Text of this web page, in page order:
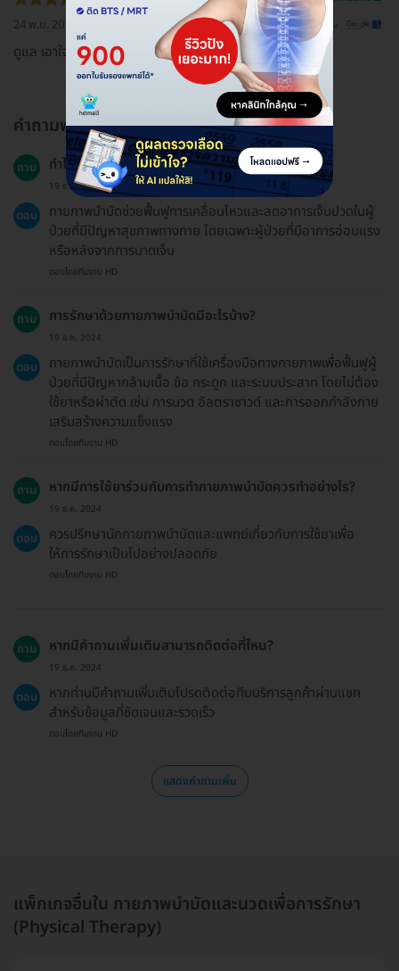
24 พ.ย. 2018 ดูรีวิวต้นฉบับ
ดูแล เอาใจใส่คนไข้ดีมาก
คำถามพบบ่อย
ถาม ทำไมถึงควรทำกายภาพบำบัด?
19 ธ.ค. 2024
ตอบ
กายภาพบำบัดช่วยฟื้นฟูการเคลื่อนไหวและลดอาการเจ็บปวดในผู้
ป่วยที่มีปัญหาสุขภาพทางกาย โดยเฉพาะผู้ป่วยที่มีอาการอ่อนแรง
หรือหลังจากการบาดเจ็บ
ตอบโดยทีมงาน HD
ถาม การรักษาด้วยกายภาพบำบัดมีอะไรบ้าง?
19 ธ.ค. 2024
ตอบ
กายภาพบำบัดเป็นการรักษาที่ใช้เครื่องมือทางกายภาพเพื่อฟื้นฟูผู้
ป่วยที่มีปัญหากล้ามเนื้อ ข้อ กระดูก และระบบประสาท โดยไม่ต้อง
ใช้ยาหรือผ่าตัด เช่น การนวด อัลตราซาวด์ และการออกกำลังกาย
เสริมสร้างความแข็งแรง
ตอบโดยทีมงาน HD
ถาม หากมีการใช้ยาร่วมกับการทำกายภาพบำบัดควรทำอย่างไร?
19 ธ.ค. 2024
ตอบ
ควรปรึกษานักกายภาพบำบัดและแพทย์เกี่ยวกับการใช้ยาเพื่อ
ให้การรักษาเป็นไปอย่างปลอดภัย
ตอบโดยทีมงาน HD
ถาม หากมีคำถามเพิ่มเติมสามารถติดต่อที่ไหน?
19 ธ.ค. 2024
ตอบ
หากท่านมีคำถามเพิ่มเติมโปรดติดต่อทีมบริการลูกค้าผ่านแชท
สำหรับข้อมูลที่ชัดเจนและรวดเร็ว
ตอบโดยทีมงาน HD
แสดงคำถามเพิ่ม
แพ็กเกจอื่นใน กายภาพบำบัดและนวดเพื่อการรักษา
(Physical Therapy)